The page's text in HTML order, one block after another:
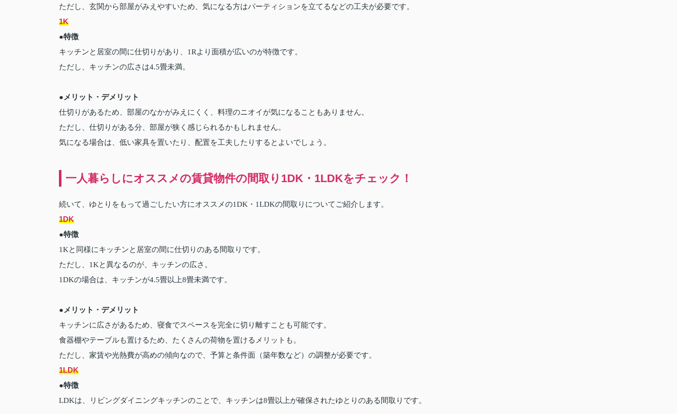
ただし、玄関から部屋がみえやすいため、気になる方はパーティションを立てるなどの工夫が必要です。
1K
●特徴
キッチンと居室の間に仕切りがあり、1Rより面積が広いのが特徴です。
ただし、キッチンの広さは4.5畳未満。
●メリット・デメリット
仕切りがあるため、部屋のなかがみえにくく、料理のニオイが気になることもありません。
ただし、仕切りがある分、部屋が狭く感じられるかもしれません。
気になる場合は、低い家具を置いたり、配置を工夫したりするとよいでしょう。
一人暮らしにオススメの賃貸物件の間取り1DK・1LDKをチェック！
続いて、ゆとりをもって過ごしたい方にオススメの1DK・1LDKの間取りについてご紹介します。
1DK
●特徴
1Kと同様にキッチンと居室の間に仕切りのある間取りです。
ただし、1Kと異なるのが、キッチンの広さ。
1DKの場合は、キッチンが4.5畳以上8畳未満です。
●メリット・デメリット
キッチンに広さがあるため、寝食でスペースを完全に切り離すことも可能です。
食器棚やテーブルも置けるため、たくさんの荷物を置けるメリットも。
ただし、家賃や光熱費が高めの傾向なので、予算と条件面（築年数など）の調整が必要です。
1LDK
●特徴
LDKは、リビングダイニングキッチンのことで、キッチンは8畳以上が確保されたゆとりのある間取りです。